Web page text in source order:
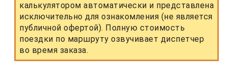
калькулятором автоматически и представлена
исключительно для ознакомления (не является
публичной офертой). Полную стоимость
поездки по маршруту озвучивает диспетчер
во время заказа.